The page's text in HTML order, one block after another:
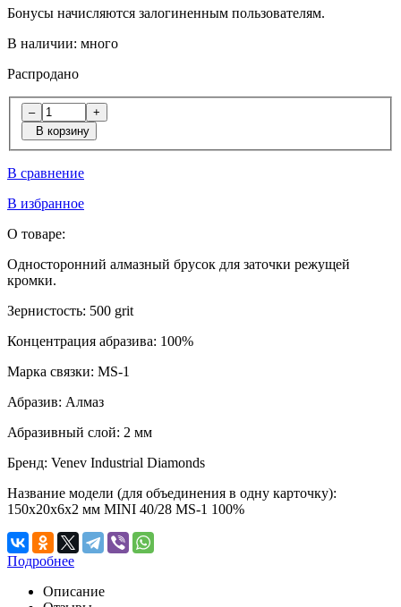
Бонусы начисляются залогиненным пользователям.
В наличии: много
Распродано
–
+
В корзину
В сравнение
В избранное
О товаре:
Односторонний алмазный брусок для заточки режущей
кромки.
Зернистость: 500 grit
Концентрация абразива: 100%
Марка связки: MS-1
Абразив: Алмаз
Абразивный слой: 2 мм
Бренд: Venev Industrial Diamonds
Название модели (для объединения в одну карточку):
150х20х6х2 мм MINI 40/28 MS-1 100%
Подробнее
Описание